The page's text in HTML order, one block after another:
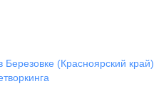
Березовке (Красноярский край)